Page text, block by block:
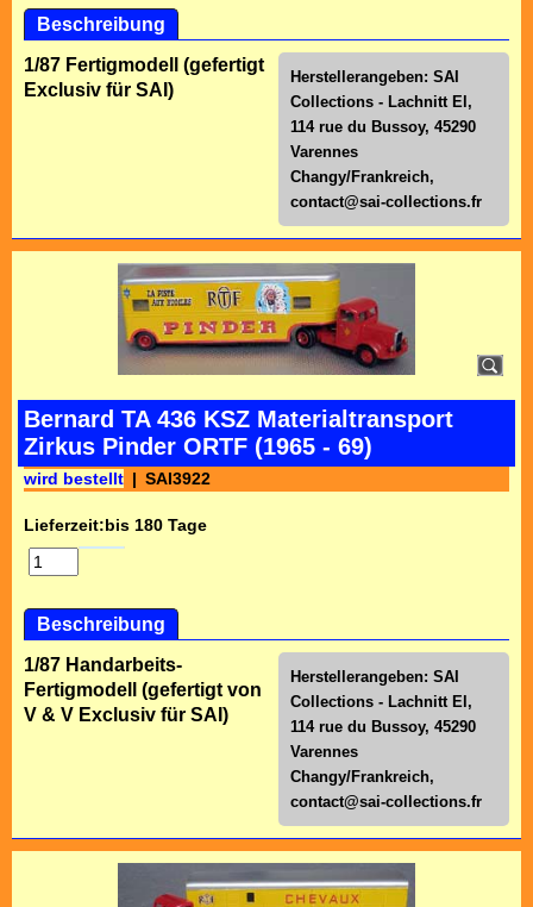
Beschreibung
Herstellerangeben: SAI
Collections - Lachnitt El,
114 rue du Bussoy, 45290
Varennes
Changy/Frankreich,
contact@sai-collections.fr
1/87 Fertigmodell (gefertigt
Exclusiv für SAI)
Bernard TA 436 KSZ Materialtransport
Zirkus Pinder ORTF (1965 - 69)
wird bestellt SAI3922
Lieferzeit:bis 180 Tage
Beschreibung
Herstellerangeben: SAI
Collections - Lachnitt El,
114 rue du Bussoy, 45290
Varennes
Changy/Frankreich,
contact@sai-collections.fr
1/87 Handarbeits-
Fertigmodell (gefertigt von
V & V Exclusiv für SAI)